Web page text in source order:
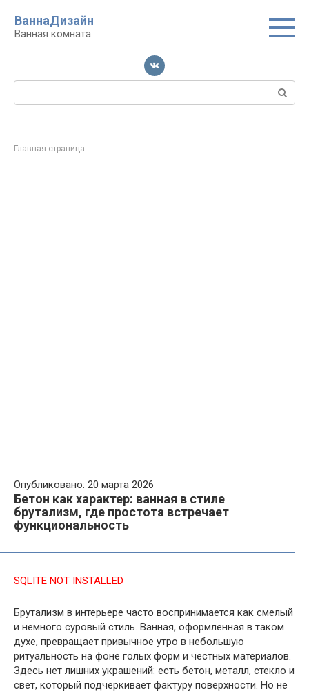
контенту
ВаннаДизайн
Ванная комната
Поиск:
Главная страница
Опубликовано: 20 марта 2026
Бетон как характер: ванная в стиле
брутализм, где простота встречает
функциональность
SQLITE NOT INSTALLED
Брутализм в интерьере часто воспринимается как смелый
и немного суровый стиль. Ванная, оформленная в таком
духе, превращает привычное утро в небольшую
ритуальность на фоне голых форм и честных материалов.
Здесь нет лишних украшений: есть бетон, металл, стекло и
свет, который подчеркивает фактуру поверхности. Но не